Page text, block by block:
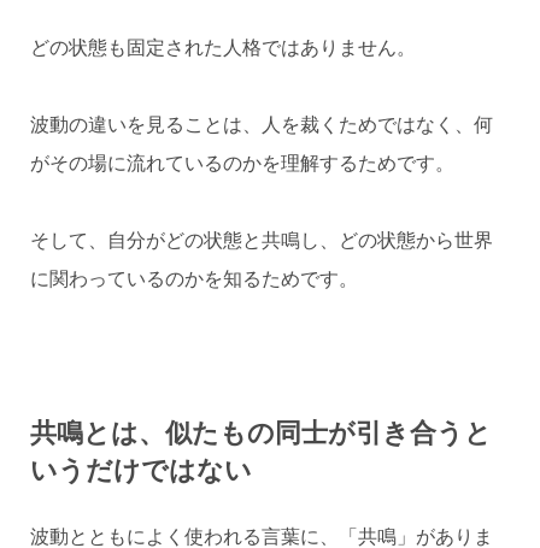
どの状態も固定された人格ではありません。
波動の違いを見ることは、人を裁くためではなく、何
がその場に流れているのかを理解するためです。
そして、自分がどの状態と共鳴し、どの状態から世界
に関わっているのかを知るためです。
共鳴とは、似たもの同士が引き合うと
いうだけではない
波動とともによく使われる言葉に、「共鳴」がありま